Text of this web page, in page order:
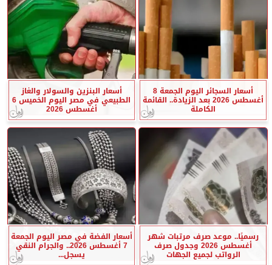
أسعار السجائر اليوم الجمعة 8
أغسطس 2026 بعد الزيادة.. القائمة
الكاملة
أسعار البنزين والسولار والغاز
الطبيعي في مصر اليوم الخميس 6
أغسطس 2026
رسميًا.. موعد صرف مرتبات شهر
أغسطس 2026 وجدول صرف
الرواتب لجميع الجهات
أسعار الفضة في مصر اليوم الجمعة
7 أغسطس 2026.. والجرام النقي
يسجل...